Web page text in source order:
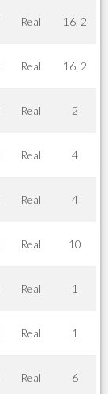
Real 16, 2
Real 16, 2
Real 2
Real 4
Real 4
Real 10
Real 1
Real 1
Real 6